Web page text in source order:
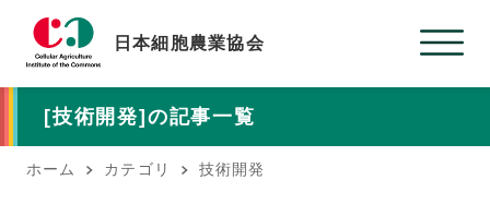
日本細胞農業協会
[技術開発]の記事一覧
ホーム カテゴリ 技術開発